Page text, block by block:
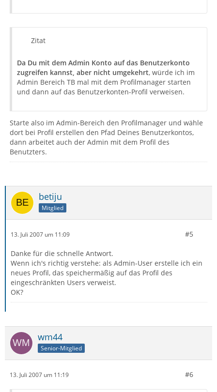
Zitat
Da Du mit dem Admin Konto auf das Benutzerkonto
zugreifen kannst, aber nicht umgekehrt, würde ich im
Admin Bereich TB mal mit dem Profilmanager starten
und dann auf das Benutzerkonten-Profil verweisen.
Starte also im Admin-Bereich den Profilmanager und wähle
dort bei Profil erstellen den Pfad Deines Benutzerkontos,
dann arbeitet auch der Admin mit dem Profil des
Benutzters.
betiju
Mitglied
13. Juli 2007 um 11:09 #5
Danke für die schnelle Antwort.
Wenn ich's richtig verstehe: als Admin-User erstelle ich ein
neues Profil, das speichermäßig auf das Profil des
eingeschränkten Users verweist.
OK?
wm44
Senior-Mitglied
13. Juli 2007 um 11:19 #6